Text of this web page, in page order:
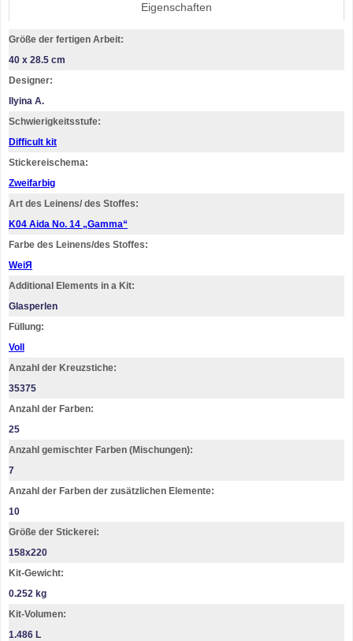
Eigenschaften
Größe der fertigen Arbeit:
40 x 28.5 cm
Designer:
Ilyina A.
Schwierigkeitsstufe:
Difficult kit
Stickereischema:
Zweifarbig
Art des Leinens/ des Stoffes:
K04 Aida No. 14 „Gamma“
Farbe des Leinens/des Stoffes:
WeiЯ
Additional Elements in a Kit:
Glasperlen
Füllung:
Voll
Anzahl der Kreuzstiche:
35375
Anzahl der Farben:
25
Anzahl gemischter Farben (Mischungen):
7
Anzahl der Farben der zusätzlichen Elemente:
10
Größe der Stickerei:
158х220
Kit-Gewicht:
0.252 kg
Kit-Volumen:
1.486 L